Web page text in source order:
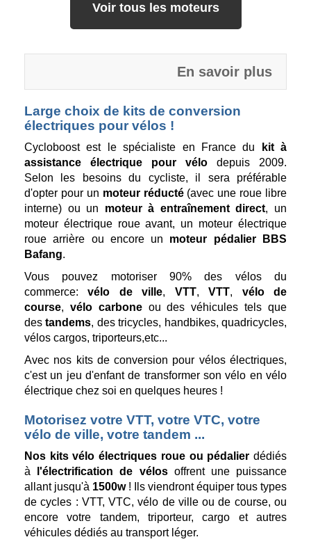
Voir tous les moteurs
En savoir plus
Large choix de kits de conversion
électriques pour vélos !
Cycloboost est le spécialiste en France du
kit à
assistance électrique pour vélo
depuis 2009.
Selon les besoins du cycliste, il sera préférable
d'opter pour un moteur réducté (avec une roue libre
interne) ou un
moteur à entraînement direct, un
moteur électrique roue avant, un moteur électrique
roue arrière ou encore un
moteur pédalier BBS
Bafang.
Vous pouvez motoriser 90% des vélos du
commerce:
vélo de ville, VTT, VTT,
vélo de
course, vélo carbone ou des véhicules tels que
des tandems, des tricycles, handbikes, quadricycles,
vélos cargos, triporteurs,etc...
Avec nos kits de conversion pour vélos électriques,
c'est un jeu d'enfant de transformer son vélo en vélo
électrique chez soi en quelques heures !
Motorisez votre VTT, votre VTC, votre
vélo de ville, votre tandem ...
Nos kits vélo électriques roue ou pédalier dédiés
à
l'électrification de vélos offrent une puissance
allant jusqu'à 1500w ! Ils viendront équiper tous types
de cycles : VTT, VTC, vélo de ville ou de course, ou
encore votre
tandem, triporteur, cargo et autres
véhicules dédiés au transport léger.